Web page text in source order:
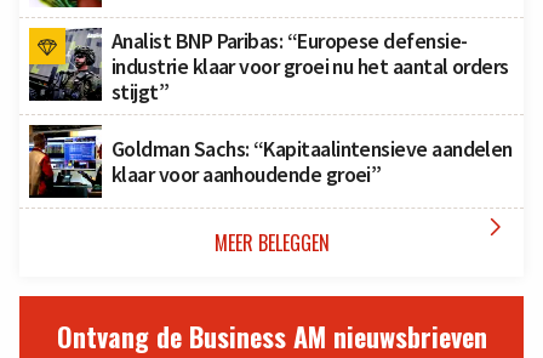
Analist BNP Paribas: “Europese defensie-
industrie klaar voor groei nu het aantal orders
stijgt”
Goldman Sachs: “Kapitaalintensieve aandelen
klaar voor aanhoudende groei”
MEER BELEGGEN 
Ontvang de Business AM nieuwsbrieven